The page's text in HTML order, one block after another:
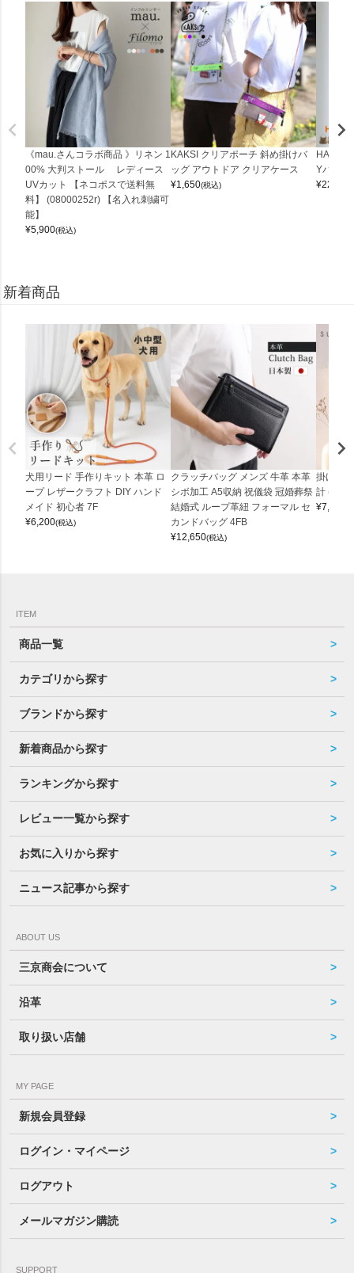
《mau.さんコラボ商品 》リネン 1
00% 大判ストール レディース
UVカット 【ネコポスで送料無
料】 (08000252r) 【名入れ刺繍可
能】
¥5,900(税込)
KAKSI クリアポーチ 斜め掛けバ
ッグ アウトドア クリアケース
¥1,650(税込)
Yバッグ
¥22,000
新着商品
犬用リード 手作りキット 本革 ロ
ープ レザークラフト DIY ハンド
メイド 初心者 7F
¥6,200(税込)
クラッチバッグ メンズ 牛革 本革
シボ加工 A5収納 祝儀袋 冠婚葬祭
結婚式 ループ革紐 フォーマル セ
カンドバッグ 4FB
¥12,650(税込)
掛け時
計
¥7,150
ITEM
商品一覧
カテゴリから探す
ブランドから探す
新着商品から探す
ランキングから探す
レビュー一覧から探す
お気に入りから探す
ニュース記事から探す
ABOUT US
三京商会について
沿革
取り扱い店舗
MY PAGE
新規会員登録
ログイン・マイページ
ログアウト
メールマガジン購読
SUPPORT